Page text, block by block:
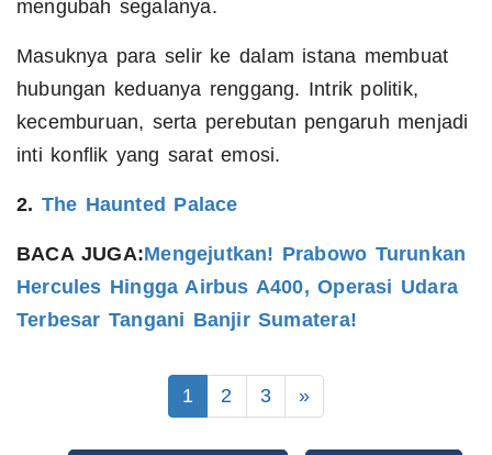
mengubah segalanya.
Masuknya para selir ke dalam istana membuat
hubungan keduanya renggang. Intrik politik,
kecemburuan, serta perebutan pengaruh menjadi
inti konflik yang sarat emosi.
2. The Haunted Palace
BACA JUGA:Mengejutkan! Prabowo Turunkan
Hercules Hingga Airbus A400, Operasi Udara
Terbesar Tangani Banjir Sumatera!
1 2 3 »